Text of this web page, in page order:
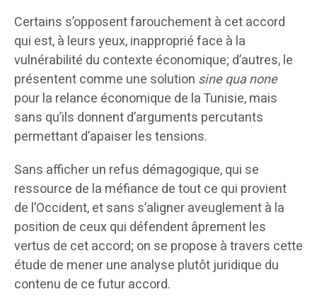
Certains s’opposent farouchement à cet accord
qui est, à leurs yeux, inapproprié face à la
vulnérabilité du contexte économique; d’autres, le
présentent comme une solution sine qua none
pour la relance économique de la Tunisie, mais
sans qu’ils donnent d’arguments percutants
permettant d’apaiser les tensions.
Sans afficher un refus démagogique, qui se
ressource de la méfiance de tout ce qui provient
de l’Occident, et sans s’aligner aveuglement à la
position de ceux qui défendent âprement les
vertus de cet accord; on se propose à travers cette
étude de mener une analyse plutôt juridique du
contenu de ce futur accord.